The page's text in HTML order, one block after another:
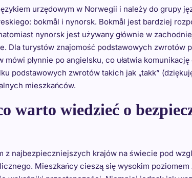
urzędowym w Norwegii i należy do grupy
bokmål i nynorsk. Bokmål jest bardziej
nynorsk jest używany głównie w
Dla turystów znajomość podstawowych zwrotów
mówi płynnie po angielsku, co ułatwia
podstawowych zwrotów takich jak „takk”
mieszkańców.
warto wiedzieć o
z najbezpieczniejszych krajów na świecie pod
Mieszkańcy cieszą się wysokim